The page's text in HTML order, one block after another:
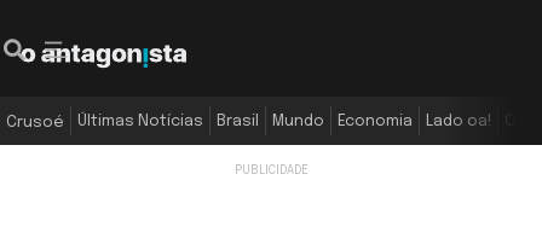
Crusoé Últimas Notícias Brasil Mundo Economia Lado oa!